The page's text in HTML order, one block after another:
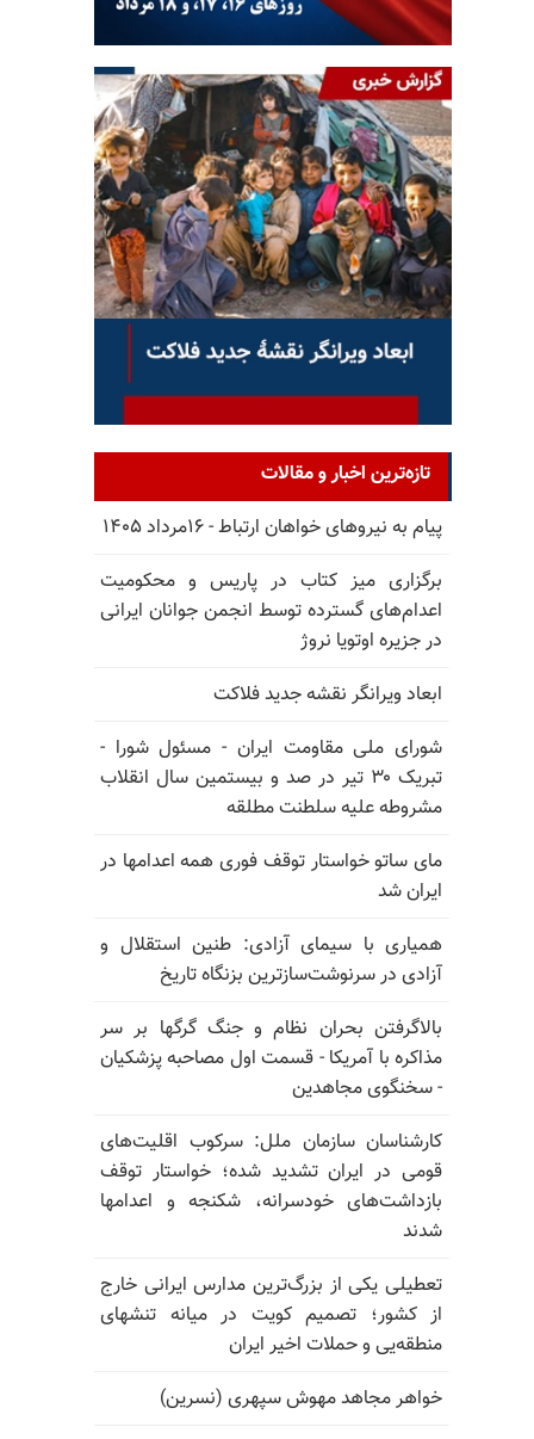
تازه‌ترین اخبار و مقالات
پیام به نیروهای خواهان ارتباط - ۱۶مرداد ۱۴۰۵
برگزاری میز کتاب در پاریس و محکومیت
اعدام‌های گسترده توسط انجمن جوانان ایرانی
در جزیره اوتویا نروژ
ابعاد ویرانگر نقشه جدید فلاکت
شورای ملی مقاومت ایران - مسئول شورا -
تبریک ۳۰ تیر در صد و بیستمین سال انقلاب
مشروطه علیه سلطنت مطلقه
مای ساتو خواستار توقف فوری همه اعدامها در
ایران شد
همیاری با سیمای آزادی: طنین استقلال و
آزادی در سرنوشت‌سازترین بزنگاه تاریخ
بالا‌گرفتن بحران نظام و جنگ گرگها بر سر
مذاکره با آمریکا - قسمت اول مصاحبه پزشکیان
- سخنگوی مجاهدین
کارشناسان سازمان ملل: سرکوب اقلیت‌های
قومی در ایران تشدید شده؛ خواستار توقف
بازداشت‌های خودسرانه، شکنجه و اعدامها
شدند
تعطیلی یکی از بزرگ‌ترین مدارس ایرانی خارج
از کشور؛ تصمیم کویت در میانه تنشهای
منطقه‌یی و حملات اخیر ایران
خواهر مجاهد مهوش سپهری (نسرین)